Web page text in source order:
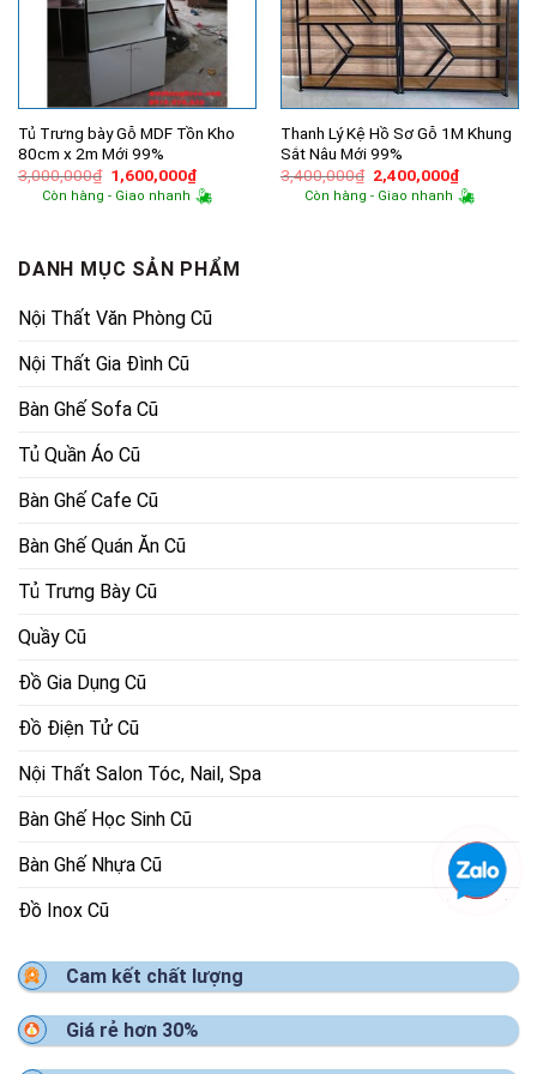
Tủ Trưng bày Gỗ MDF Tồn Kho
80cm x 2m Mới 99%
3,000,000₫ Giá
gốc
là:
1,600,000₫Giá
hiện
tại
Còn hàng - Giao nhanh
Thanh Lý Kệ Hồ Sơ Gỗ 1M Khung
Sắt Nâu Mới 99%
3,400,000₫ Giá
gốc
là:
2,400,000₫Giá
hiện
tại
Còn hàng - Giao nhanh
DANH MỤC SẢN PHẨM
Nội Thất Văn Phòng Cũ
Nội Thất Gia Đình Cũ
Bàn Ghế Sofa Cũ
Tủ Quần Áo Cũ
Bàn Ghế Cafe Cũ
Bàn Ghế Quán Ăn Cũ
Tủ Trưng Bày Cũ
Quầy Cũ
Đồ Gia Dụng Cũ
Đồ Điện Tử Cũ
Nội Thất Salon Tóc, Nail, Spa
Bàn Ghế Học Sinh Cũ
Bàn Ghế Nhựa Cũ
Đồ Inox Cũ
Cam kết chất lượng
Giá rẻ hơn 30%